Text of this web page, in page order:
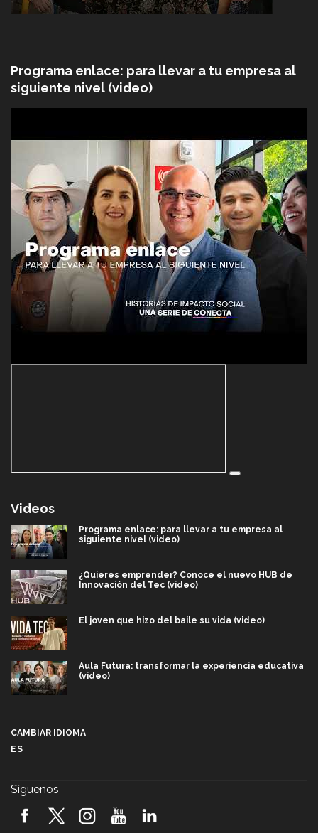
Programa enlace: para llevar a tu empresa al
siguiente nivel (video)
Videos
Programa enlace: para llevar a tu empresa al
siguiente nivel (video)
¿Quieres emprender? Conoce el nuevo HUB de
Innovación del Tec (video)
El joven que hizo del baile su vida (video)
Aula Futura: transformar la experiencia educativa
(video)
2026! (video)
CAMBIAR IDIOMA
ES
Síguenos